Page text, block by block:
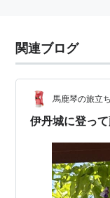
複合商業施設「イ
■ JR宝塚線（福
…新三田駅
駅」→猪名寺駅
伊丹駅 阪急電
伊丹市西台
1995年の阪神淡
関連ブログ
馬鹿琴の旅立ち
伊丹城に登っ